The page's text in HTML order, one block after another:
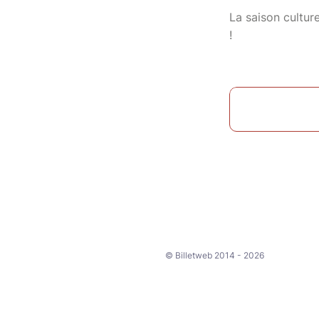
La saison
!
© Billetweb 2014 - 2026